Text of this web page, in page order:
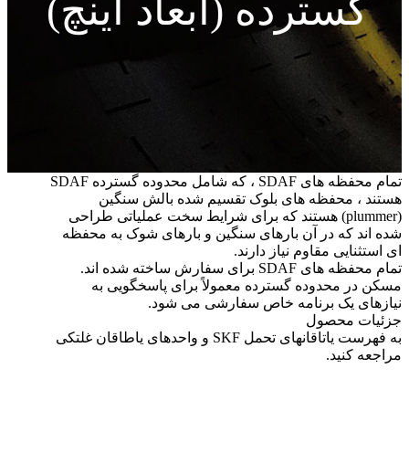
گسترده (ابعاد اینچ)
تمام محفظه های SDAF ، که شامل محدوده گسترده SDAF
هستند ، محفظه های بلوک تقسیم شده بالش سنگین
(plummer) هستند که برای شرایط سخت عملیاتی طراحی
شده اند که در آن بارهای سنگین و بارهای شوک به محفظه
ای استثنایی مقاوم نیاز دارند.
تمام محفظه های SDAF برای سفارش ساخته شده اند.
مسکن در محدوده گسترده معمولاً برای پاسخگویی به
نیازهای یک برنامه خاص سفارشی می شود.
جزئیات محصول
به فهرست یاتاقانهای تحمل SKF و واحدهای یاطاقان غلتکی
مراجعه کنید.